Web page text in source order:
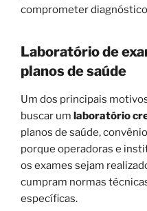
comprometer
Laboratório de
planos de saúde
Um dos principais
buscar um laboratório
planos de saúde,
porque operadoras e
os exames sejam
cumpram normas
específicas.